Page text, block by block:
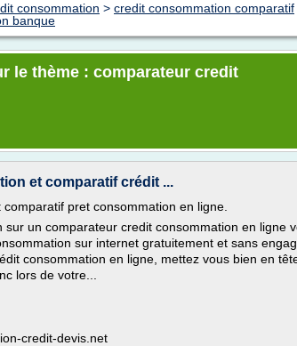
consommation > credit consommation comparatif
banque
le thème : comparateur credit
et comparatif crédit ...
pret consommation en ligne.
sur un comparateur credit consommation en ligne
sur internet gratuitement et sans
consommation en ligne, mettez vous bien en
lors de votre...
credit-devis.net